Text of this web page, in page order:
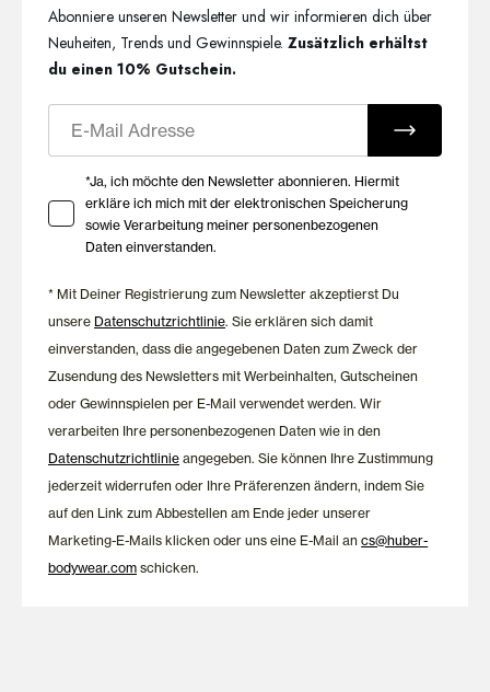
Abonniere unseren Newsletter und wir informieren dich über
Neuheiten, Trends und Gewinnspiele.Zusätzlich erhältst
du einen 10% Gutschein.
Ihre Zustimmung zu Marketing E-Mails
*Ja, ich möchte den Newsletter abonnieren. Hiermit
erkläre ich mich mit der elektronischen Speicherung
sowie Verarbeitung meiner personenbezogenen
Daten einverstanden.
* Mit Deiner Registrierung zum Newsletter akzeptierst Du
unsere Datenschutzrichtlinie. Sie erklären sich damit
einverstanden, dass die angegebenen Daten zum Zweck der
Zusendung des Newsletters mit Werbeinhalten, Gutscheinen
oder Gewinnspielen per E-Mail verwendet werden. Wir
verarbeiten Ihre personenbezogenen Daten wie in den
Datenschutzrichtlinie angegeben. Sie können Ihre Zustimmung
jederzeit widerrufen oder Ihre Präferenzen ändern, indem Sie
auf den Link zum Abbestellen am Ende jeder unserer
Marketing-E-Mails klicken oder uns eine E-Mail ancs@huber-
bodywear.com schicken.